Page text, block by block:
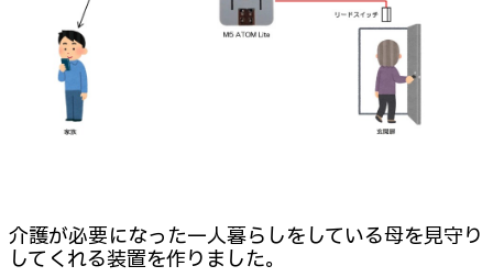
介護が必要になった一人暮らしをしている母を見守り
してくれる装置を作りました。